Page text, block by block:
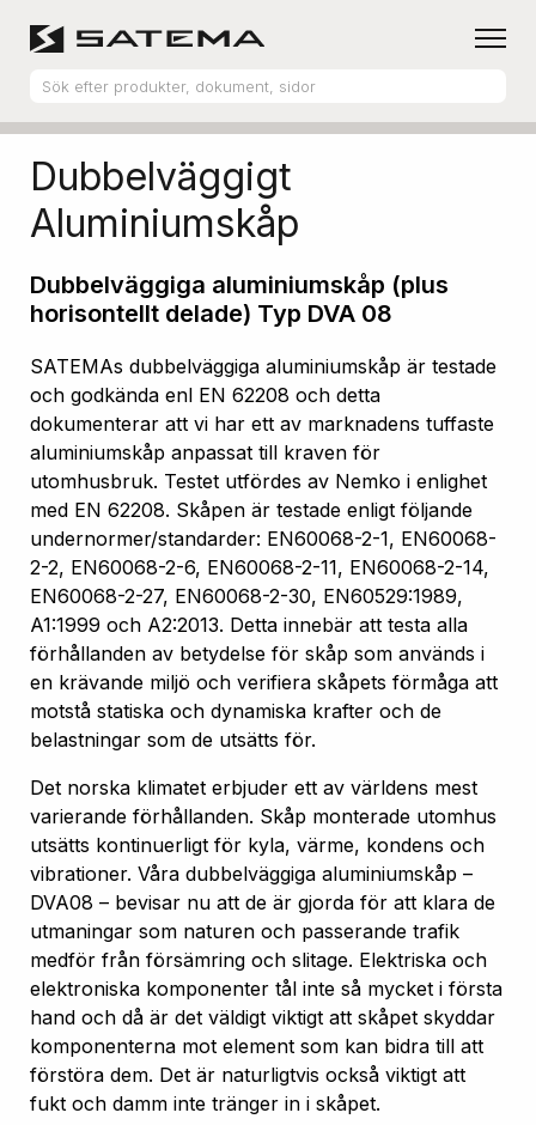
Produktsortiment Aluminiumskåp
Dubbelväggigt
Aluminiumskåp
Dubbelväggiga aluminiumskåp (plus
horisontellt delade) Typ DVA 08
SATEMAs dubbelväggiga aluminiumskåp är testade
och godkända enl EN 62208 och detta
dokumenterar att vi har ett av marknadens tuffaste
aluminiumskåp anpassat till kraven för
utomhusbruk. Testet utfördes av Nemko i enlighet
med EN 62208. Skåpen är testade enligt följande
undernormer/standarder: EN60068-2-1, EN60068-
2-2, EN60068-2-6, EN60068-2-11, EN60068-2-14,
EN60068-2-27, EN60068-2-30, EN60529:1989,
A1:1999 och A2:2013. Detta innebär att testa alla
förhållanden av betydelse för skåp som används i
en krävande miljö och verifiera skåpets förmåga att
motstå statiska och dynamiska krafter och de
belastningar som de utsätts för.
Det norska klimatet erbjuder ett av världens mest
varierande förhållanden. Skåp monterade utomhus
utsätts kontinuerligt för kyla, värme, kondens och
vibrationer. Våra dubbelväggiga aluminiumskåp –
DVA08 – bevisar nu att de är gjorda för att klara de
utmaningar som naturen och passerande trafik
medför från försämring och slitage. Elektriska och
elektroniska komponenter tål inte så mycket i första
hand och då är det väldigt viktigt att skåpet skyddar
komponenterna mot element som kan bidra till att
förstöra dem. Det är naturligtvis också viktigt att
fukt och damm inte tränger in i skåpet.